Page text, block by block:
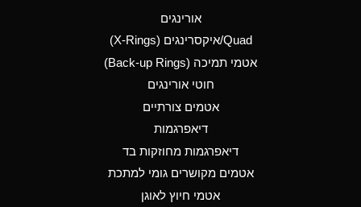
Aluminum Nitrate
(Aqueous)
Aluminum Phosphate
Ammonia Anhydrous
D
Ammonia Gas (cold)
D
אורינגים
Quad/איקסרינגים (X-Rings)
אטמי תמיכה (Back-up Rings)
חוטי אורינגים
אטמים צורתיים
דיאפרגמות
דיאפרגמות מחוזקות בד
אטמים מקושרים גומי למתכת
אטמי חיוץ לאוגן